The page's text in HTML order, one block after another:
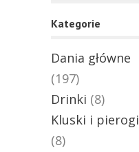
Kategorie
Dania główne
(197)
Drinki (8)
Kluski i pierogi
(8)